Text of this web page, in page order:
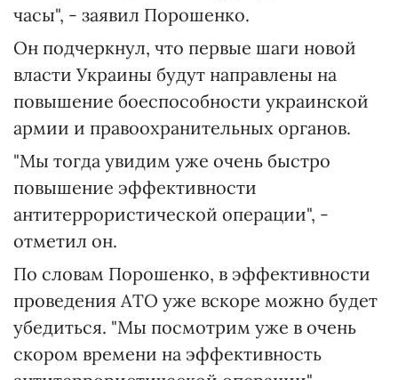
часы", - заявил Порошенко.
Он подчеркнул, что первые шаги новой
власти Украины будут направлены на
повышение боеспособности украинской
армии и правоохранительных органов.
"Мы тогда увидим уже очень быстро
повышение эффективности
антитеррористической операции", -
отметил он.
По словам Порошенко, в эффективности
проведения АТО уже вскоре можно будет
убедиться. "Мы посмотрим уже в очень
скором времени на эффективность